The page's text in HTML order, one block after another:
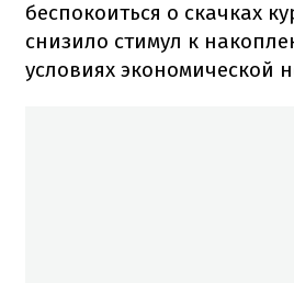
беспокоиться о скачках
снизило стимул к
условиях экономической